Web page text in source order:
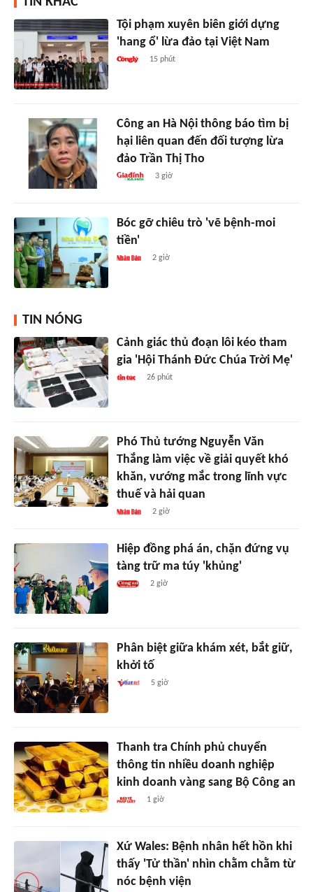
Tội phạm xuyên biên giới dựng
'hang ổ' lừa đảo tại Việt Nam
15 phút
Công an Hà Nội thông báo tìm bị
hại liên quan đến đối tượng lừa
đảo Trần Thị Tho
3 giờ
Bóc gỡ chiêu trò 'vẽ bệnh-moi
tiền'
2 giờ
TIN NÓNG
Cảnh giác thủ đoạn lôi kéo tham
gia 'Hội Thánh Đức Chúa Trời Mẹ'
26 phút
Phó Thủ tướng Nguyễn Văn
Thắng làm việc về giải quyết khó
khăn, vướng mắc trong lĩnh vực
thuế và hải quan
2 giờ
Hiệp đồng phá án, chặn đứng vụ
tàng trữ ma túy 'khủng'
2 giờ
Phân biệt giữa khám xét, bắt giữ,
khởi tố
5 giờ
Thanh tra Chính phủ chuyển
thông tin nhiều doanh nghiệp
kinh doanh vàng sang Bộ Công an
1 giờ
Xứ Wales: Bệnh nhân hết hồn khi
thấy 'Tử thần' nhìn chằm chằm từ
nóc bệnh viện